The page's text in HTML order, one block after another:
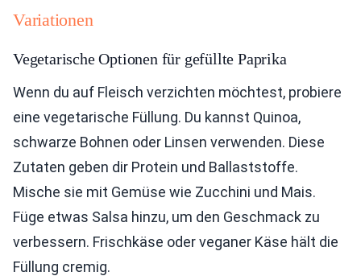
Variationen
Vegetarische Optionen für gefüllte Paprika
Wenn du auf Fleisch verzichten möchtest, probiere
eine vegetarische Füllung. Du kannst Quinoa,
schwarze Bohnen oder Linsen verwenden. Diese
Zutaten geben dir Protein und Ballaststoffe.
Mische sie mit Gemüse wie Zucchini und Mais.
Füge etwas Salsa hinzu, um den Geschmack zu
verbessern. Frischkäse oder veganer Käse hält die
Füllung cremig.